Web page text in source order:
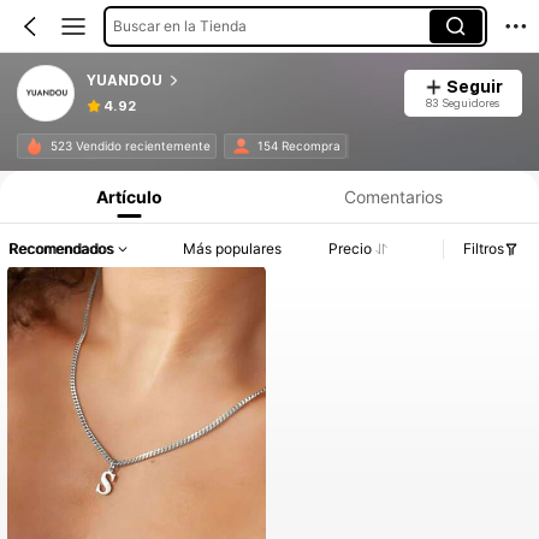
Buscar en la Tienda
YUANDOU
4.92
Seguir
83 Seguidores
523 Vendido recientemente 154 Recompra
Artículo Comentarios
Recomendados Más populares Precio Filtros